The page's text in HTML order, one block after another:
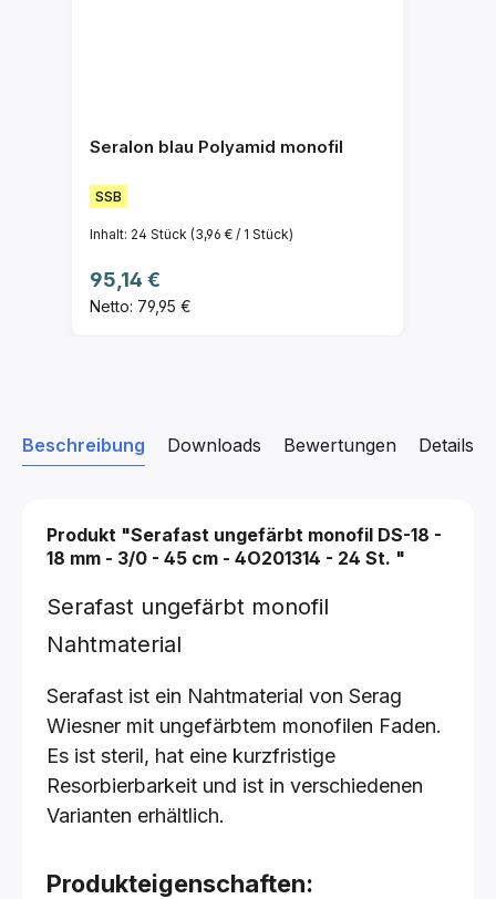
Seralon blau Polyamid monofil
SSB
Inhalt: 24 Stück (3,96 € / 1 Stück)
Regulärer Preis:
95,14 €
Netto: 79,95 €
Beschreibung Downloads Details
Bewertungen
Produkt "Serafast ungefärbt monofil DS-18 -
18 mm - 3/0 - 45 cm - 4O201314 - 24 St. "
Serafast ungefärbt monofil
Nahtmaterial
Serafast ist ein Nahtmaterial von Serag
Wiesner mit ungefärbtem monofilen Faden.
Es ist steril, hat eine kurzfristige
Resorbierbarkeit und ist in verschiedenen
Varianten erhältlich.
Produkteigenschaften: